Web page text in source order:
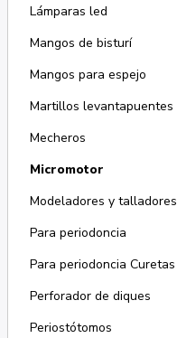
Lámparas led
Mangos de bisturí
Mangos para espejo
Martillos levantapuentes
Mecheros
Micromotor
Modeladores y talladores
Para periodoncia
Para periodoncia Curetas
Perforador de diques
Periostótomos